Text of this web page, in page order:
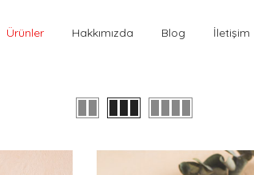
Ürünler Hakkımızda Blog İletişim